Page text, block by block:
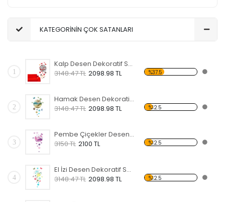
KATEGORİNİN ÇOK SATANLARI
1
Kalp Desen Dekoratif Saat
3148.47 TL 2098.98 TL %37.5
2
Hamak Desen Dekoratif Saat
3148.47 TL 2098.98 TL %12.5
3
Pembe Çiçekler Desen Dekoratif Saat
3150 TL 2100 TL %12.5
4
El İzi Desen Dekoratif Saat
3148.47 TL 2098.98 TL %12.5